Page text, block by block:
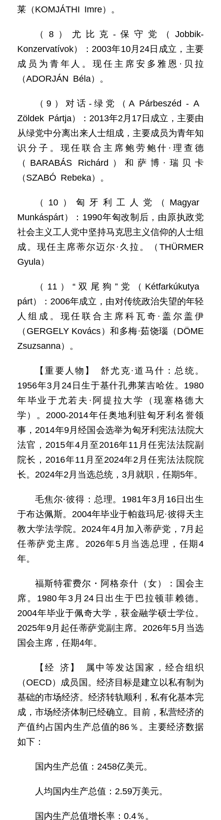
莱（KOMJÁTHI Imre）。
（8）尤比克-保守党（Jobbik-
Konzervatívok）：2003年10月24日成立，主要
成员为青年人。现任主席安多雅恩·贝拉
（ADORJÁN Béla）。
（9）对话-绿党（A Párbeszéd - A
Zöldek Pártja）：2013年2月17日成立，主要由
从绿党中分离出来人士组成，主要成员为青年知
识分子。现任联合主席鲍劳鲍什·理查德
（BARABÁS Richárd）和萨博·瑞贝卡
（SZABÓ Rebeka）。
（10）匈牙利工人党（Magyar
Munkáspárt）：1990年匈改制后，由原执政党
社会主义工人党中坚持马克思主义信仰的人士组
成。现任主席蒂尔迈尔·久拉。（THÜRMER
Gyula）
（11）“双尾狗”党（Kétfarkúkutya
párt）：2006年成立，由对传统政治失望的年轻
人组成。现任联合主席科瓦奇·盖尔盖伊
（GERGELY Kovács）和多梅·茹饶瑙（DÖME
Zsuzsanna）。
【重要人物】 舒尤克·道马什：总统。
1956年3月24日生于基什孔弗莱吉哈佐。1980
年毕业于尤若夫·阿提拉大学（现塞格德大
学）。2000-2014年任奥地利驻匈牙利名誉领
事，2014年9月经国会选举为匈牙利宪法法院大
法官，2015年4月至2016年11月任宪法法院副
院长，2016年11月至2024年2月任宪法法院院
长。2024年2月当选总统，3月就职，任期5年。
毛焦尔·彼得：总理。1981年3月16日出生
于布达佩斯。2004年毕业于帕兹玛尼·彼得天主
教大学法学院。2024年4月加入蒂萨党，7月起
任蒂萨党主席。2026年5月当选总理，任期4
年。
福斯特霍费尔・阿格奈什（女）：国会主
席。1980年3月24日出生于巴拉顿菲赖德。
2004年毕业于佩奇大学，获金融学硕士学位。
2025年9月起任蒂萨党副主席。2026年5月当选
国会主席，任期4年。
【经 济】 属中等发达国家，经合组织
（OECD）成员国。经济目标是建立以私有制为
基础的市场经济。经济转轨顺利，私有化基本完
成，市场经济体制已经确立。目前，私营经济的
产值约占国内生产总值的86％。主要经济数据
如下：
国内生产总值：2458亿美元。
人均国内生产总值：2.59万美元。
国内生产总值增长率：0.4％。